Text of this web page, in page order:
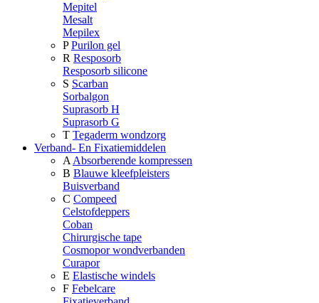
Mepitel
Mesalt
Mepilex
P Purilon gel
R Resposorb
Resposorb silicone
S Scarban
Sorbalgon
Suprasorb H
Suprasorb G
T Tegaderm wondzorg
Verband- En Fixatiemiddelen
A Absorberende kompressen
B Blauwe kleefpleisters
Buisverband
C Compeed
Celstofdeppers
Coban
Chirurgische tape
Cosmopor wondverbanden
Curapor
E Elastische windels
F Febelcare